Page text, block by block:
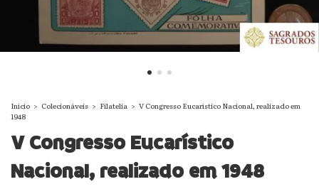
Início > Colecionáveis > Filatelia > V Congresso Eucarístico Nacional, realizado em
1948
V Congresso Eucarístico
Nacional, realizado em 1948